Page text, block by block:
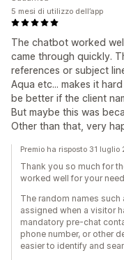
The chatbot worked
came through quickly.
references or subject
Aqua etc... makes it
be better if the client
But maybe this was
Other than that, very
5 mesi di utilizzo dell’app
Premio ha risposto 31 luglio
Thank you so much for
worked well for your
The random names
assigned when a visitor
mandatory pre-chat
phone number, or other
easier to identify and